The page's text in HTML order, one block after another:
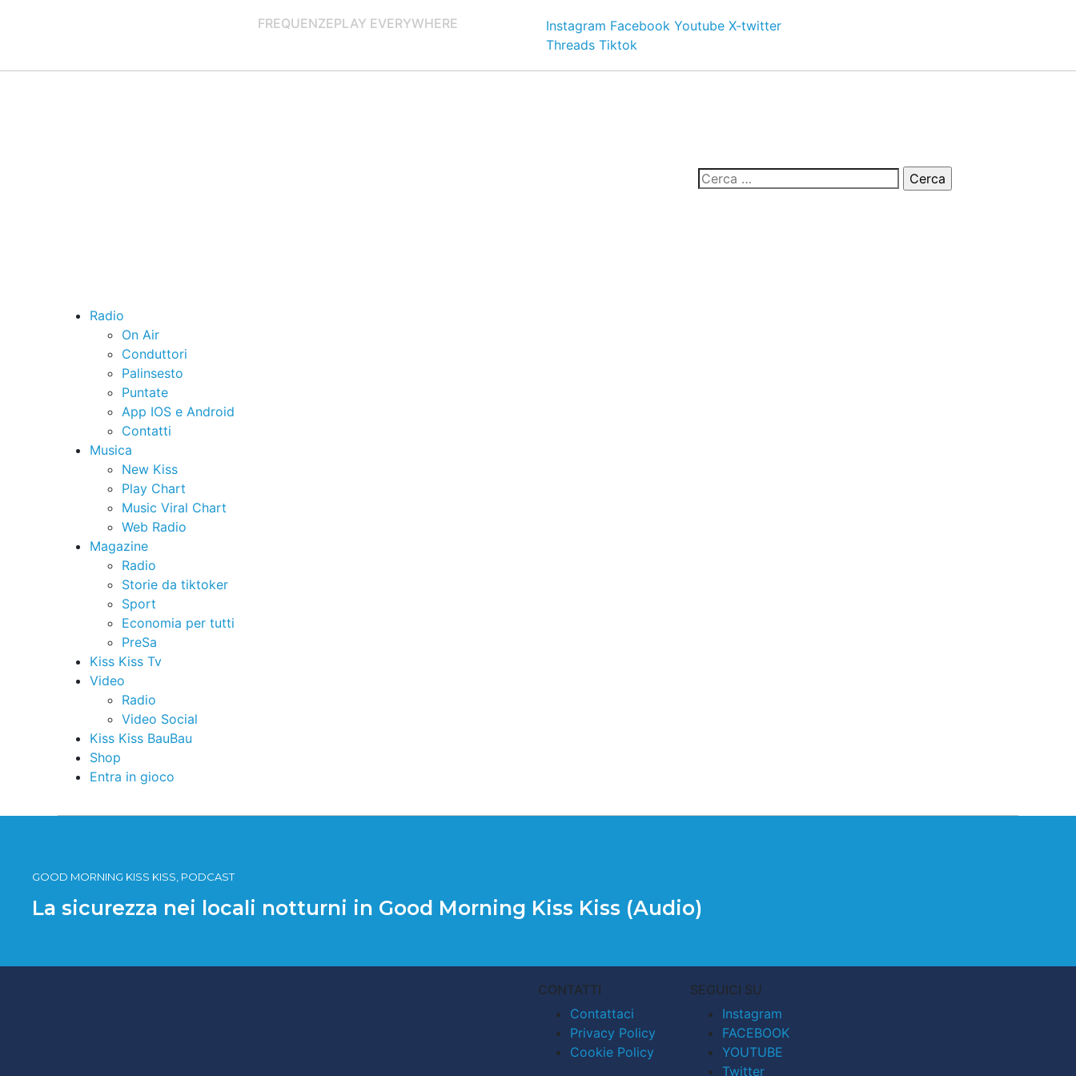
FREQUENZEPLAY EVERYWHERE Instagram Facebook Youtube X-twitter
Threads Tiktok
Radio
On Air
Conduttori
Palinsesto
Puntate
App IOS e Android
Contatti
Musica
New Kiss
Play Chart
Music Viral Chart
Web Radio
Magazine
Radio
Storie da tiktoker
Sport
Economia per tutti
PreSa
Kiss Kiss Tv
Video
Radio
Video Social
Kiss Kiss BauBau
Shop
Entra in gioco
GOOD MORNING KISS KISS, PODCAST
La sicurezza nei locali notturni in Good Morning Kiss Kiss (Audio)
CONTATTI
Contattaci
Privacy Policy
Cookie Policy
SEGUICI SU
Instagram
FACEBOOK
YOUTUBE
Twitter